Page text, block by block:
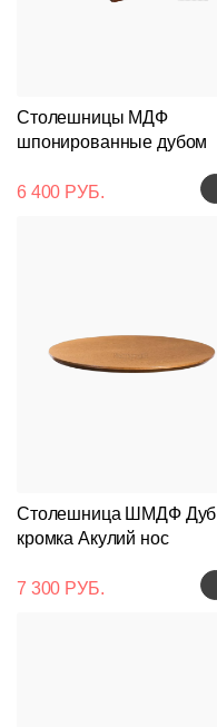
Столешницы МДФ
шпонированные дубом
6 400 РУБ.
Столешница ШМДФ Дуб
кромка Акулий нос
7 300 РУБ.